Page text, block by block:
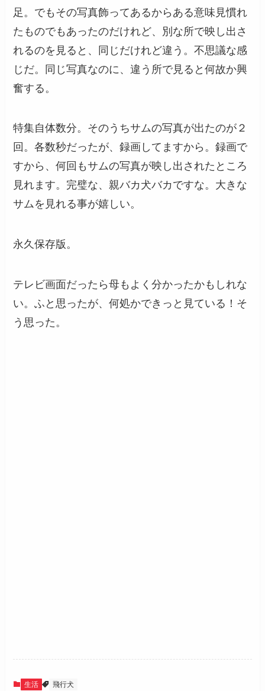
足。でもその写真飾ってあるからある意味見慣れ
たものでもあったのだけれど、別な所で映し出さ
れるのを見ると、同じだけれど違う。不思議な感
じだ。同じ写真なのに、違う所で見ると何故か興
奮する。
特集自体数分。そのうちサムの写真が出たのが２
回。各数秒だったが、録画してますから。録画で
すから、何回もサムの写真が映し出されたところ
見れます。完璧な、親バカ犬バカですな。大きな
サムを見れる事が嬉しい。
永久保存版。
テレビ画面だったら母もよく分かったかもしれな
い。ふと思ったが、何処かできっと見ている！そ
う思った。
生活 飛行犬